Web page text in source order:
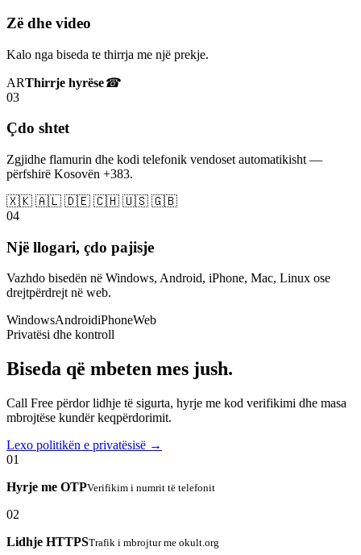
Zë dhe video
Kalo nga biseda te thirrja me një prekje.
ARThirrje hyrëse☎
03
Çdo shtet
Zgjidhe flamurin dhe kodi telefonik vendoset automatikisht —
përfshirë Kosovën +383.
🇽🇰 🇦🇱 🇩🇪 🇨🇭 🇺🇸 🇬🇧
04
Një llogari, çdo pajisje
Vazhdo bisedën në Windows, Android, iPhone, Mac, Linux ose
drejtpërdrejt në web.
WindowsAndroidiPhoneWeb
Privatësi dhe kontroll
Biseda që mbeten mes jush.
Call Free përdor lidhje të sigurta, hyrje me kod verifikimi dhe masa
mbrojtëse kundër keqpërdorimit.
Lexo politikën e privatësisë →
01
Hyrje me OTPVerifikim i numrit të telefonit
02
Lidhje HTTPSTrafik i mbrojtur me okult.org